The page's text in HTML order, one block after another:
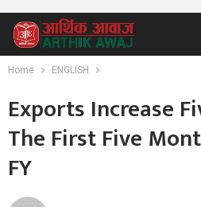
Home ENGLISH
Exports Increase
The First Five
FY